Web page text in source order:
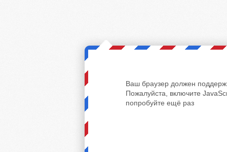
Ваш браузер должен
Пожалуйста, включите
попробуйте ещё раз